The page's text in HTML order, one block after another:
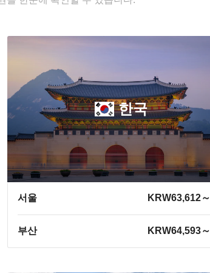
한국
서울 KRW63,612～
부산 KRW64,593～